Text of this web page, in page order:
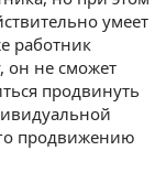
умеет
работник
он не сможет
продвинуть
продвижению